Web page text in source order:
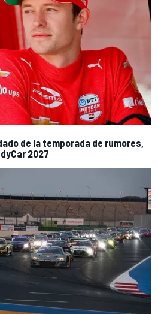
de la temporada de rumores,
2027